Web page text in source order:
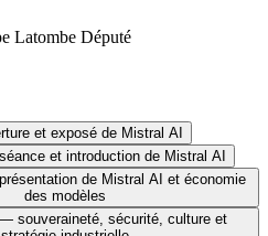
Latombe Député
et exposé de Mistral AI
et introduction de Mistral AI
de Mistral AI et économie
des modèles
souveraineté, sécurité, culture et